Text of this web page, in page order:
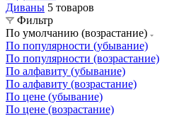
Диваны 5 товаров
Фильтр
По умолчанию (возрастание)
По популярности (убывание)
По популярности (возрастание)
По алфавиту (убывание)
По алфавиту (возрастание)
По цене (убывание)
По цене (возрастание)